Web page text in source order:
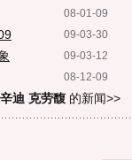
08-01-09
09-03-30
09-03-12
08-12-09
辛迪 克劳馥 的新闻>>